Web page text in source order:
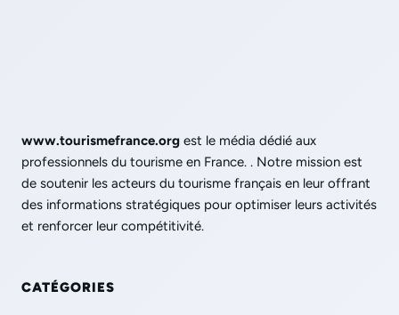
www.tourismefrance.org est le média dédié aux
professionnels du tourisme en France. . Notre mission est
de soutenir les acteurs du tourisme français en leur offrant
des informations stratégiques pour optimiser leurs activités
et renforcer leur compétitivité.
CATÉGORIES